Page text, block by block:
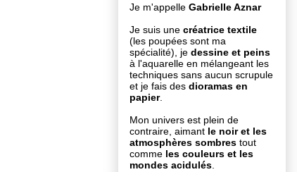
Je m'appelle Gabrielle Aznar
Je suis une créatrice textile
(les poupées sont ma
spécialité), je dessine et peins
à l'aquarelle en mélangeant les
techniques sans aucun scrupule
et je fais des dioramas en
papier.
Mon univers est plein de
contraire, aimant le noir et les
atmosphères sombres tout
comme les couleurs et les
mondes acidulés